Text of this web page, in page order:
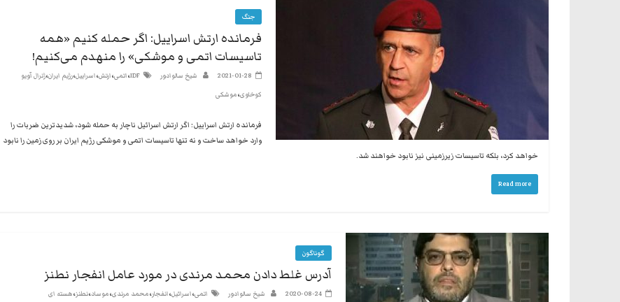
جنگ
فرمانده ارتش اسراییل: اگر حمله کنیم «همه
تاسیسات اتمی و موشکی» را منهدم می‌کنیم!
2021-01-28 شیخ سالوادور IDF،اتمی،ارتش،اسراییل،رژیم ایران،ژنرال آویو
کوخاوی،موشکی
فرمانده ارتش اسراییل: اگر ارتش اسرائیل ناچار به حمله شود، شدیدترین ضربات را
وارد خواهد ساخت و نه تنها تاسیسات اتمی و موشکی رژیم ایران بر روی زمین را نابود
خواهد کرد، بلکه تاسیسات زیرزمینی نیز نابود خواهند شد.
Read more
گوناگون
آدرس غلط دادن محمد مرندی در مورد عامل انفجار نطنز
2020-08-24 شیخ سالوادور اتمی،اسرائیل،انفجار،محمد مرندی،موساد،نطنز،هسته ای